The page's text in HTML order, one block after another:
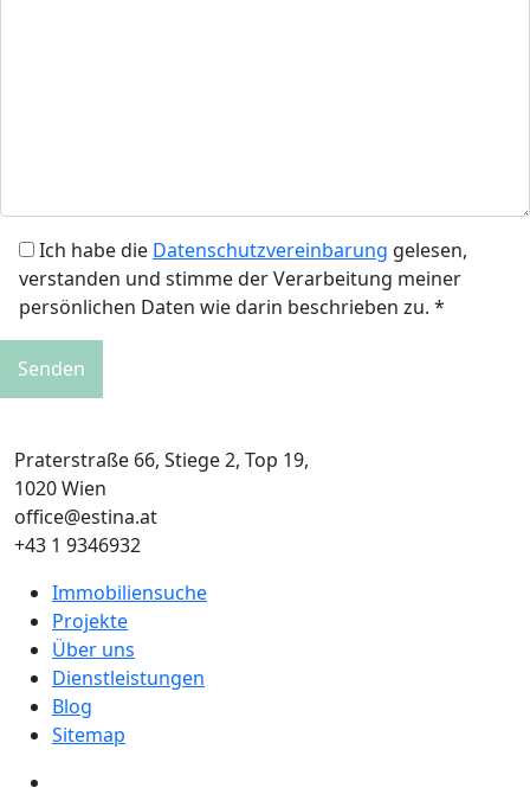
Ich habe die Datenschutzvereinbarung gelesen,
verstanden und stimme der Verarbeitung meiner
persönlichen Daten wie darin beschrieben zu. *
Praterstraße 66, Stiege 2, Top 19,
1020 Wien
office@estina.at
+43 1 9346932
Immobiliensuche
Projekte
Über uns
Dienstleistungen
Blog
Sitemap